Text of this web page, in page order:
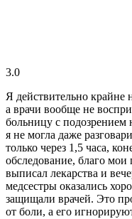
3.0
Я действительно крайне
а врачи вообще не
больницу с подозрением
я не могла даже
только через 1,5 часа,
обследование, благо мои
выписал лекарства и
медсестры оказались
защищали врачей. Это
от боли, а его